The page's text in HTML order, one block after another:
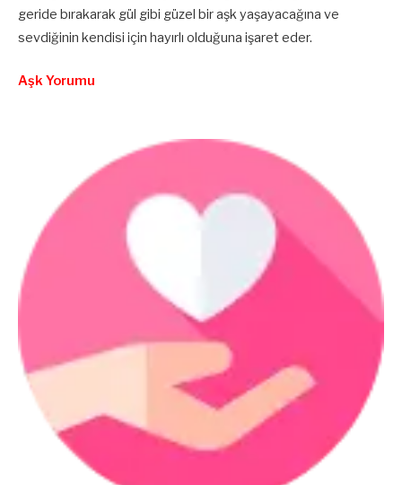
geride bırakarak gül gibi güzel bir aşk yaşayacağına ve
sevdiğinin kendisi için hayırlı olduğuna işaret eder.
Aşk Yorumu